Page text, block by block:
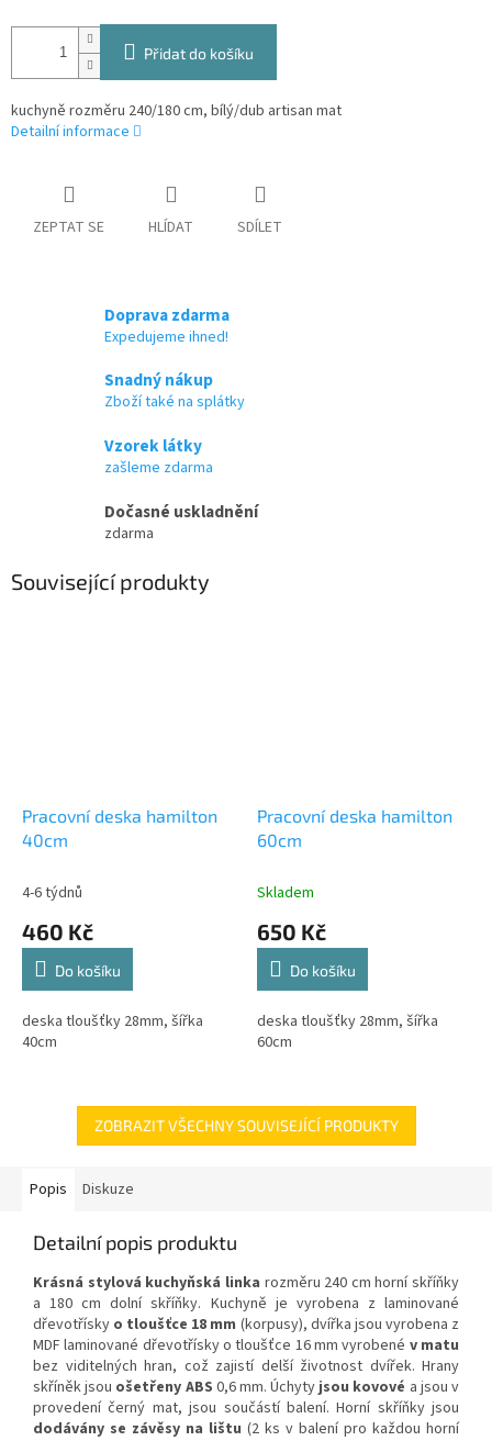
Přidat do košíku
kuchyně rozměru 240/180 cm, bílý/dub artisan mat
Detailní informace
ZEPTAT SE HLÍDAT SDÍLET
Doprava zdarma
Expedujeme ihned!
Snadný nákup
Zboží také na splátky
Vzorek látky
zašleme zdarma
Dočasné uskladnění
zdarma
Související produkty
Pracovní deska hamilton
40cm
4-6 týdnů
460 Kč
Do košíku
deska tloušťky 28mm, šířka
40cm
Pracovní deska hamilton
60cm
Skladem
650 Kč
Do košíku
deska tloušťky 28mm, šířka
60cm
ZOBRAZIT VŠECHNY SOUVISEJÍCÍ PRODUKTY
Popis Diskuze
Detailní popis produktu
Krásná stylová kuchyňská linka rozměru 240 cm horní skříňky
a 180 cm dolní skříňky. Kuchyně je vyrobena z laminované
dřevotřísky o tloušťce 18 mm (korpusy), dvířka jsou vyrobena z
MDF laminované dřevotřísky o tloušťce 16 mm vyrobené v matu
bez viditelných hran, což zajistí delší životnost dvířek. Hrany
skříněk jsou ošetřeny ABS 0,6 mm. Úchyty jsou kovové a jsou v
provedení černý mat, jsou součástí balení. Horní skříňky jsou
dodávány se závěsy na lištu (2 ks v balení pro každou horní